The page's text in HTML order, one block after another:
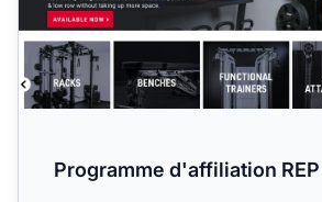
Programme d'affiliation